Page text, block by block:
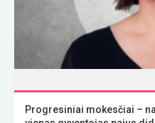
Progresiniai mokesčiai –